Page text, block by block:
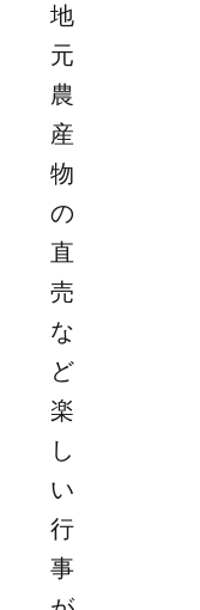
地
元
農
産
物
の
直
売
な
ど
楽
し
い
行
事